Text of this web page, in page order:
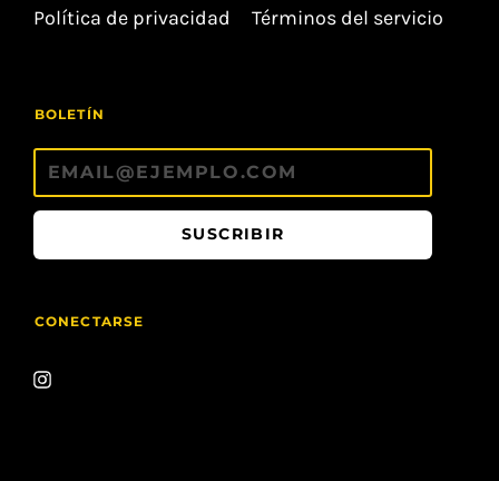
Política de privacidad
Términos del servicio
BOLETÍN
SUSCRIBIR
CONECTARSE